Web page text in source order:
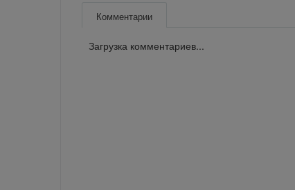
Комментарии
Загрузка комментариев...